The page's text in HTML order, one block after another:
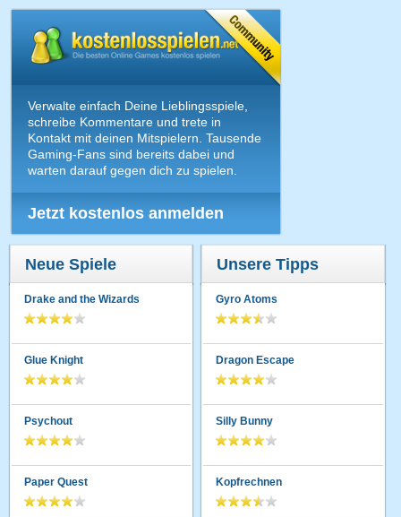
Verwalte einfach Deine Lieblingsspiele,
schreibe Kommentare und trete in
Kontakt mit deinen Mitspielern. Tausende
Gaming-Fans sind bereits dabei und
warten darauf gegen dich zu spielen.
Jetzt kostenlos anmelden
Neue Spiele
Drake and the Wizards
Glue Knight
Psychout
Paper Quest
Unsere Tipps
Gyro Atoms
Dragon Escape
Silly Bunny
Kopfrechnen